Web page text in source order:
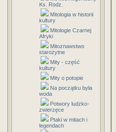
Ks. Rodz.
Mitologia w historii
kultury
Mitologie Czarnej
Afryki
Mitoznawstwo
starożytne
Mity - część
kultury
Mity o potopie
Na początku była
woda
Potwory ludzko-
zwierzęce
Ptaki w mitach i
legendach